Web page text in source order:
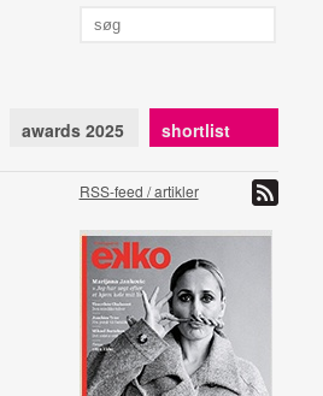
awards 2025 shortlist
RSS-feed / artikler